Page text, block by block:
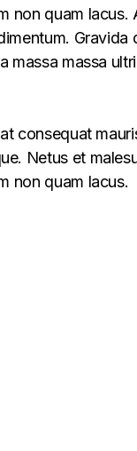
non quam lacus.
Gravida
massa massa
consequat
Netus et
non quam lacus.